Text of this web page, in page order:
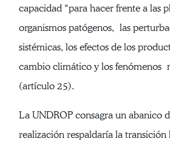
capacidad “para hacer frente a las
organismos patógenos, las
sistémicas, los efectos de los
cambio climático y los fenómenos
(artículo 25).
La UNDROP consagra un abanico
realización respaldaría la transición